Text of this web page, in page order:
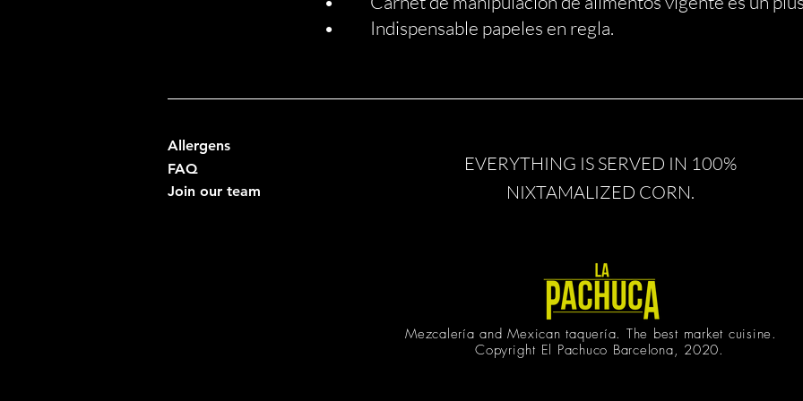
• Indispensable papeles en regla.
FAQ
Join our team
Mezcalería and Mexican taquería. The best market cuisine.
Copyright El Pachuco Barcelona, 2020.
Allergens
EVERYTHING IS SERVED IN 100%
NIXTAMALIZED CORN.